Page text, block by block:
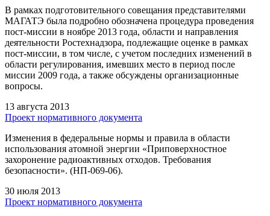
В рамках подготовительного совещания представителями
МАГАТЭ была подробно обозначена процедура проведения
пост-миссии в ноябре 2013 года, области и направления
деятельности Ростехнадзора, подлежащие оценке в рамках
пост-миссии, в том числе, с учетом последних изменений в
области регулирования, имевших место в период после
миссии 2009 года, а также обсуждены организационные
вопросы.
13 августа 2013
Проект нормативного документа
Изменения в федеральные нормы и правила в области
использования атомной энергии «Приповерхностное
захоронение радиоактивных отходов. Требования
безопасности». (НП-069-06).
30 июля 2013
Проект нормативного документа